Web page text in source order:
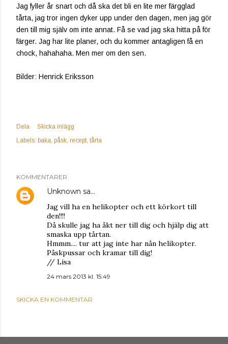
Jag fyller år snart och då ska det bli en lite mer färgglad
tårta, jag tror ingen dyker upp under den dagen, men jag gör
den till mig själv om inte annat. Få se vad jag ska hitta på för
färger. Jag har lite planer, och du kommer antagligen få en
chock, hahahaha. Men mer om den sen.
Bilder: Henrick Eriksson
Dela
Skicka inlägg
Labels: baka påsk recept tårta
KOMMENTARER
Unknown sa…
Jag vill ha en helikopter och ett körkort till
den!!!!
Då skulle jag ha åkt ner till dig och hjälp dig att
smaska upp tårtan.
Hmmm.... tur att jag inte har nån helikopter.
Påskpussar och kramar till dig!
// Lisa
24 mars 2013 kl. 15:49
SKICKA EN KOMMENTAR